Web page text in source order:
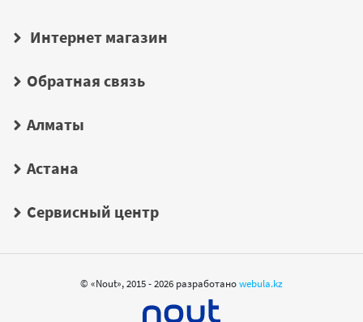
Интернет магазин
Обратная связь
Алматы
Астана
Сервисный центр
© «Nout», 2015 - 2026 разработаноwebula.kz